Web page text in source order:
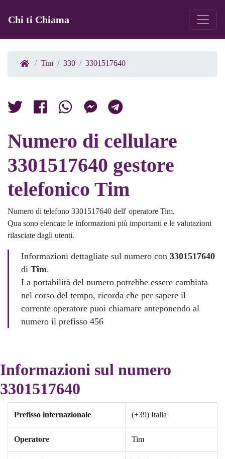
Chi ti Chiama
Tim 330 3301517640
Numero di cellulare
3301517640 gestore
telefonico Tim
Numero di telefono 3301517640 dell' operatore Tim.
Qua sono elencate le informazioni più importanti e le valutazioni
rilasciate dagli utenti.
Informazioni dettagliate sul numero con3301517640
diTim.
La portabilità del numero potrebbe essere cambiata
nel corso del tempo, ricorda che per sapere il
corrente operatore puoi chiamare anteponendo al
numero il prefisso 456
Informazioni sul numero
3301517640
Prefisso internazionale (+39) Italia
Operatore Tim